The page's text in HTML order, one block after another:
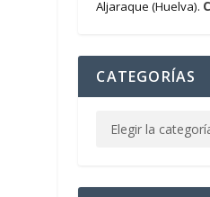
Aljaraque (Huelva).
CATEGORÍAS